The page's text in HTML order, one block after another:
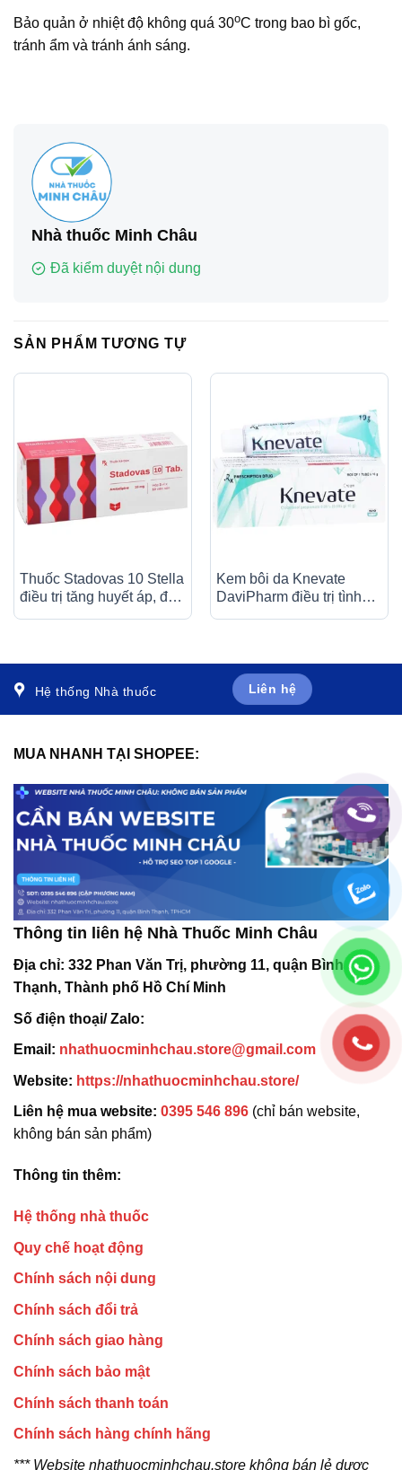
Bảo quản ở nhiệt độ không quá 30oC trong bao bì gốc,
tránh ẩm và tránh ánh sáng.
Nhà thuốc Minh Châu
Đã kiểm duyệt nội dung
SẢN PHẨM TƯƠNG TỰ
Thuốc Stadovas 10 Stella
điều trị tăng huyết áp, đau
Kem bôi da Knevate
DaviPharm điều trị tình
Hệ thống Nhà thuốc Liên hệ
MUA NHANH TẠI SHOPEE:
Thông tin liên hệ Nhà Thuốc Minh Châu
Địa chỉ: 332 Phan Văn Trị, phường 11, quận Bình
Thạnh, Thành phố Hồ Chí Minh
Số điện thoại/ Zalo:
Email: nhathuocminhchau.store@gmail.com
Website: https://nhathuocminhchau.store/
Liên hệ mua website: 0395 546 896 (chỉ bán website,
không bán sản phẩm)
Thông tin thêm:
Hệ thống nhà thuốc
Quy chế hoạt động
Chính sách nội dung
Chính sách đổi trả
Chính sách giao hàng
Chính sách bảo mật
Chính sách thanh toán
Chính sách hàng chính hãng
*** Website nhathuocminhchau.store không bán lẻ dược